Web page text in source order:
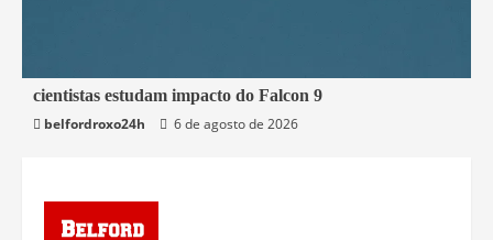
2 min read
Mundo
cientistas estudam impacto do Falcon 9
belfordroxo24h
6 de agosto de 2026